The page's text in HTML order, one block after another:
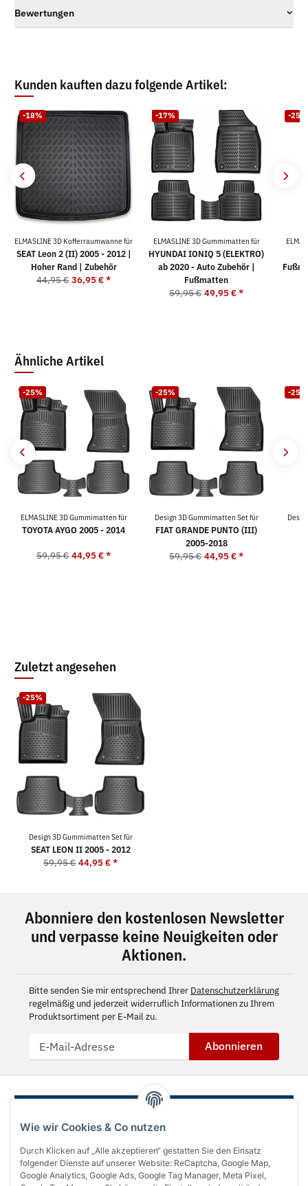
Wie wir Cookies & Co nutzen
Durch Klicken auf „Alle akzeptieren“ gestatten Sie den Einsatz
folgender Dienste auf unserer Website: ReCaptcha, Google Map,
Google Analytics, Google Ads, Google Tag Manager, Meta Pixel,
Bewertungen
Kunden kauften dazu folgende Artikel:
-18%
ELMASLINE 3D Kofferraumwanne für
SEAT Leon 2 (II) 2005 - 2012 |
Hoher Rand | Zubehör
44,95 € 36,95 €*
-17%
ELMASLINE 3D Gummimatten für
HYUNDAI IONIQ 5 (ELEKTRO)
ab 2020 - Auto Zubehör |
Fußmatten
59,95 € 49,95 €*
-25%
Ähnliche Artikel
-25%
ELMASLINE 3D Gummimatten für
TOYOTA AYGO 2005 - 2014
59,95 € 44,95 €*
-25%
Design 3D Gummimatten Set für
FIAT GRANDE PUNTO (III)
2005-2018
59,95 € 44,95 €*
-25%
Zuletzt angesehen
-25%
Design 3D Gummimatten Set für
SEAT LEON II 2005 - 2012
59,95 € 44,95 €*
Abonniere den kostenlosen Newsletter
und verpasse keine Neuigkeiten oder
Aktionen.
Bitte senden Sie mir entsprechend Ihrer Datenschutzerklärung
regelmäßig und jederzeit widerruflich Informationen zu Ihrem
Produktsortiment per E-Mail zu.
Abonnieren